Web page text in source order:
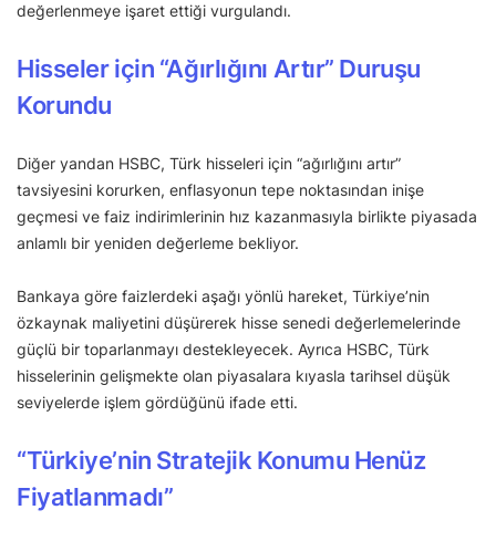
değerlenmeye işaret ettiği vurgulandı.
Hisseler için “Ağırlığını Artır” Duruşu
Korundu
Diğer yandan HSBC, Türk hisseleri için “ağırlığını artır”
tavsiyesini korurken, enflasyonun tepe noktasından inişe
geçmesi ve faiz indirimlerinin hız kazanmasıyla birlikte piyasada
anlamlı bir yeniden değerleme bekliyor.
Bankaya göre faizlerdeki aşağı yönlü hareket, Türkiye’nin
özkaynak maliyetini düşürerek hisse senedi değerlemelerinde
güçlü bir toparlanmayı destekleyecek. Ayrıca HSBC, Türk
hisselerinin gelişmekte olan piyasalara kıyasla tarihsel düşük
seviyelerde işlem gördüğünü ifade etti.
“Türkiye’nin Stratejik Konumu Henüz
Fiyatlanmadı”